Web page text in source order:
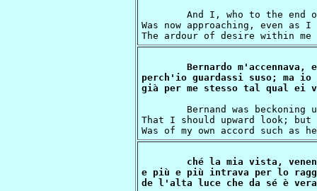
Was now approaching, even as I
Bernardo m'accennava,
perch'io guardassi suso; ma io
That I should upward look;
ché la mia vista,
e più e più intrava per lo